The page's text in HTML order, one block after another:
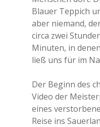
Blauer Teppich
aber niemand,
circa zwei
Minuten, in
ließ uns für im
Der Beginn des
Video der
eines
Reise ins